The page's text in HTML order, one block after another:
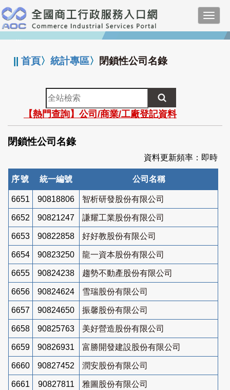
跳
到
主
要
:::
||首頁〉統計專區〉 閉鎖性公司名錄
全
站
檢
索
【熱門查詢】公司/商業/工廠登記資料
閉鎖性公司名錄
資料更新頻率：即時
序號 統一編號 公司名稱
6651 90818806 智析研發股份有限公司
6652 90821247 謙耀工業股份有限公司
6653 90822858 好好教股份有限公司
6654 90823250 龍一資本股份有限公司
6655 90824238 趨勢不動產股份有限公司
6656 90824624 雪瑞股份有限公司
6657 90824650 振馨股份有限公司
6658 90825763 美好營造股份有限公司
6659 90826931 富勝開發建設股份有限公司
6660 90827452 潤安股份有限公司
6661 90827811 雅圖股份有限公司